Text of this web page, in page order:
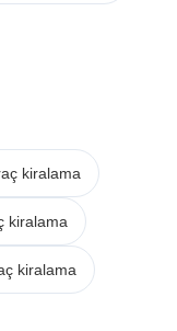
kiralama
kiralama
kiralama